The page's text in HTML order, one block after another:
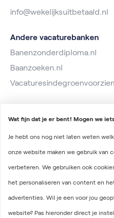
info@wekelijksuitbetaald.nl
Andere vacaturebanken
Banenzonderdiploma.nl
Baanzoeken.nl
2026 © Wekelijks Uitbetaald
Algemene voorwaarden
Wat fijn dat je er bent! Mogen we
Je hebt ons nog niet laten weten
onze website maken we gebruik van
verbeteren. We gebruiken ook
het personaliseren van content en
advertenties. Wil je een voor jou
website? Pas hieronder direct je